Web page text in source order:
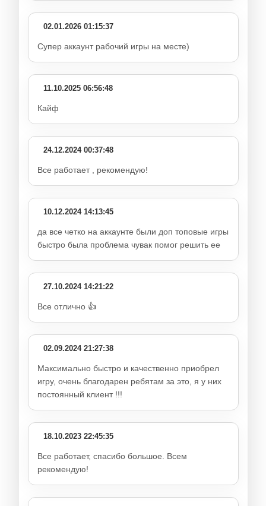
02.01.2026 01:15:37
Супер аккаунт рабочий игры на месте)
11.10.2025 06:56:48
Кайф
24.12.2024 00:37:48
Все работает , рекомендую!
10.12.2024 14:13:45
да все четко на аккаунте были доп топовые игры
быстро была проблема чувак помог решить ее
27.10.2024 14:21:22
Все отлично 👍
02.09.2024 21:27:38
Максимально быстро и качественно приобрел
игру, очень благодарен ребятам за это, я у них
постоянный клиент !!!
18.10.2023 22:45:35
Все работает, спасибо большое. Всем
рекомендую!